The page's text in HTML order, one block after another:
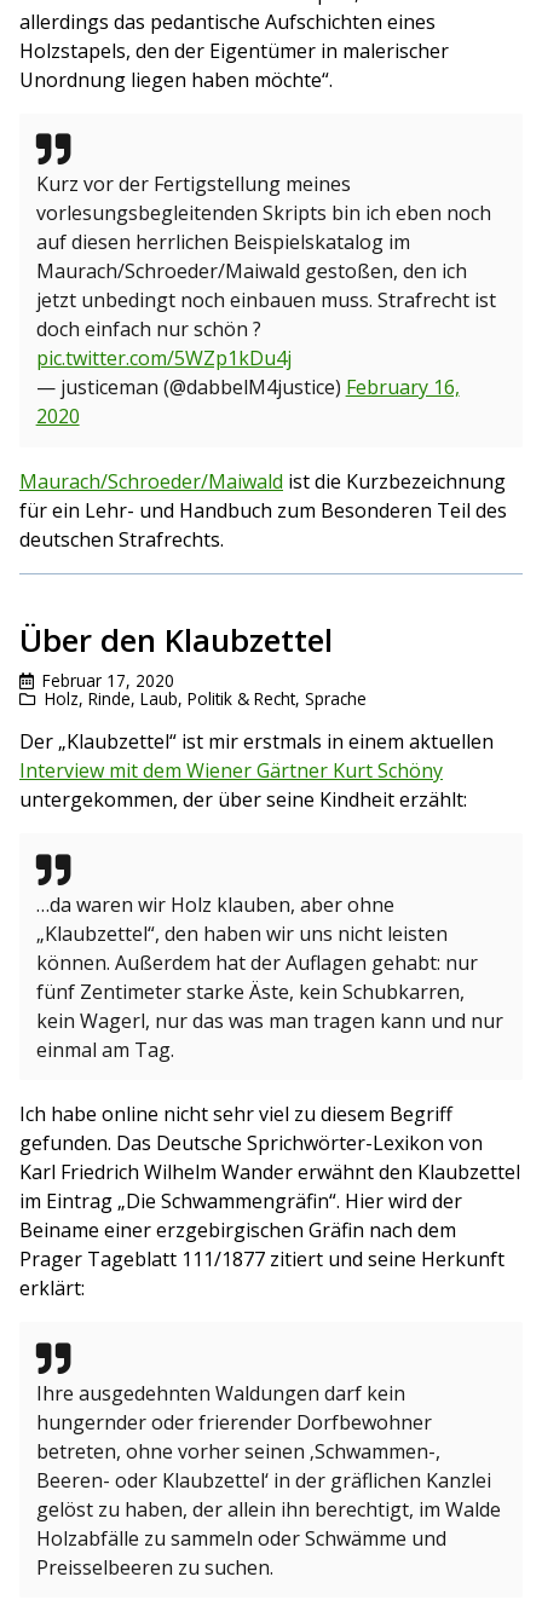
allerdings das pedantische Aufschichten eines
Holzstapels, den der Eigentümer in malerischer
Unordnung liegen haben möchte“.
Kurz vor der Fertigstellung meines
vorlesungsbegleitenden Skripts bin ich eben noch
auf diesen herrlichen Beispielskatalog im
Maurach/Schroeder/Maiwald gestoßen, den ich
jetzt unbedingt noch einbauen muss. Strafrecht ist
doch einfach nur schön ?
pic.twitter.com/5WZp1kDu4j
— justiceman (@dabbelM4justice) February 16,
2020
Maurach/Schroeder/Maiwald ist die Kurzbezeichnung
für ein Lehr- und Handbuch zum Besonderen Teil des
deutschen Strafrechts.
Über den Klaubzettel
Februar 17, 2020
Holz, Rinde, Laub, Politik & Recht, Sprache
Der „Klaubzettel“ ist mir erstmals in einem aktuellen
Interview mit dem Wiener Gärtner Kurt Schöny
untergekommen, der über seine Kindheit erzählt:
…da waren wir Holz klauben, aber ohne
„Klaubzettel“, den haben wir uns nicht leisten
können. Außerdem hat der Auflagen gehabt: nur
fünf Zentimeter starke Äste, kein Schubkarren,
kein Wagerl, nur das was man tragen kann und nur
einmal am Tag.
Ich habe online nicht sehr viel zu diesem Begriff
gefunden. Das Deutsche Sprichwörter-Lexikon von
Karl Friedrich Wilhelm Wander erwähnt den Klaubzettel
im Eintrag „Die Schwammengräfin“. Hier wird der
Beiname einer erzgebirgischen Gräfin nach dem
Prager Tageblatt 111/1877 zitiert und seine Herkunft
erklärt:
Ihre ausgedehnten Waldungen darf kein
hungernder oder frierender Dorfbewohner
betreten, ohne vorher seinen ‚Schwammen-,
Beeren- oder Klaubzettel‘ in der gräflichen Kanzlei
gelöst zu haben, der allein ihn berechtigt, im Walde
Holzabfälle zu sammeln oder Schwämme und
Preisselbeeren zu suchen.